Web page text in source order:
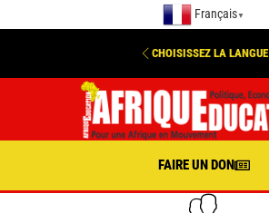
Français ▼
CHOISISSEZ LA LANGUE
FAIRE UN DON